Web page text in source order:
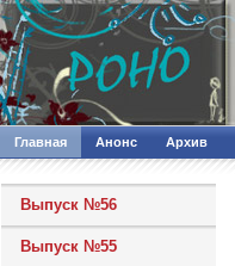
Главная Анонс Архив
Выпуск №56
Выпуск №55